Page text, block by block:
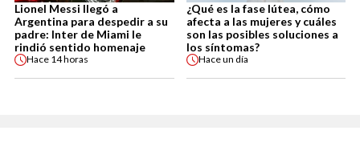
Lionel Messi llegó a
Argentina para despedir a su
padre: Inter de Miami le
rindió sentido homenaje
Hace 14 horas
¿Qué es la fase lútea, cómo
afecta a las mujeres y cuáles
son las posibles soluciones a
los síntomas?
Haceun día